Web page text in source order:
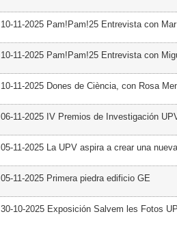
10-11-2025 Pam!Pam!25 Entrevista con
10-11-2025 Pam!Pam!25 Entrevista con
10-11-2025 Dones de Ciència, con Rosa
06-11-2025 IV Premios de Investigación
05-11-2025 La UPV aspira a crear una
05-11-2025 Primera piedra edificio GE
30-10-2025 Exposición Salvem les Fotos